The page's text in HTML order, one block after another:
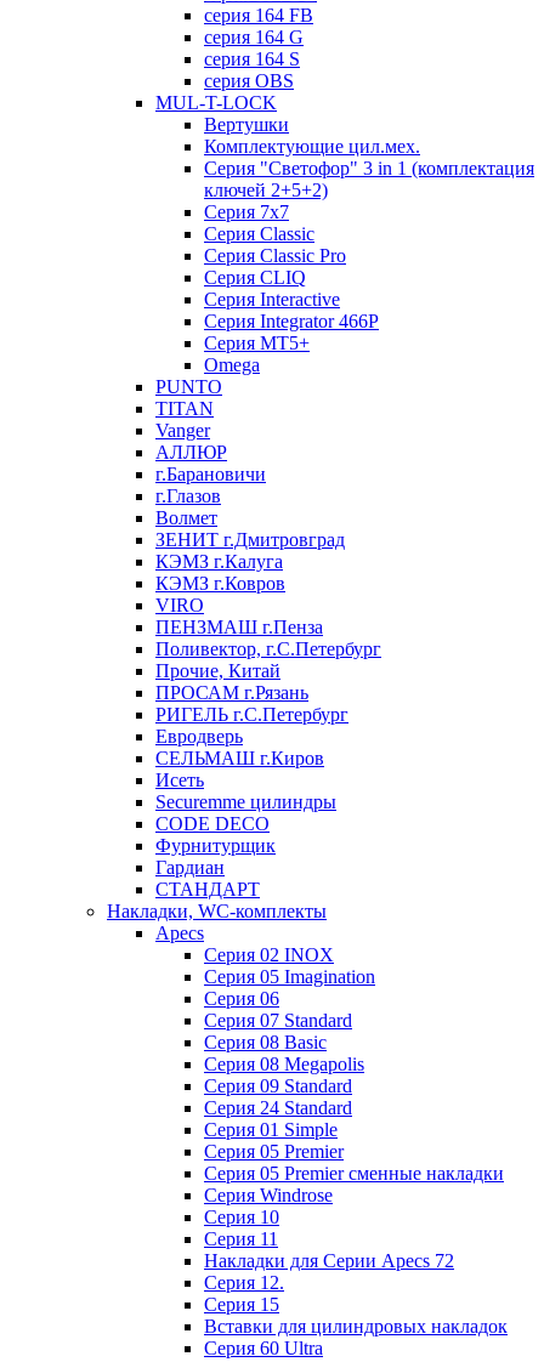
серия 164 FB
серия 164 G
серия 164 S
серия OBS
MUL-T-LOCK
Вертушки
Комплектующие цил.мех.
Серия "Светофор" 3 in 1 (комплектация
ключей 2+5+2)
Серия 7х7
Серия Classic
Серия Classic Pro
Серия CLIQ
Серия Interactive
Серия Integrator 466P
Серия MT5+
Omega
PUNTO
TITAN
Vanger
АЛЛЮР
г.Барановичи
г.Глазов
Волмет
ЗЕНИТ г.Дмитровград
КЭМЗ г.Калуга
КЭМЗ г.Ковров
VIRO
ПЕНЗМАШ г.Пенза
Поливектор, г.С.Петербург
Прочие, Китай
ПРОСАМ г.Рязань
РИГЕЛЬ г.С.Петербург
Евродверь
СЕЛЬМАШ г.Киров
Исеть
Securemme цилиндры
CODE DECO
Фурнитурщик
Гардиан
СТАНДАРТ
Накладки, WC-комплекты
Apecs
Cерия 02 INOX
Cерия 05 Imagination
Cерия 06
Cерия 07 Standard
Cерия 08 Basic
Cерия 08 Megapolis
Cерия 09 Standard
Cерия 24 Standard
Серия 01 Simple
Серия 05 Premier
Серия 05 Premier сменные накладки
Cерия Windrose
Серия 10
Серия 11
Накладки для Серии Apecs 72
Серия 12.
Серия 15
Вставки для цилиндровых накладок
Серия 60 Ultra